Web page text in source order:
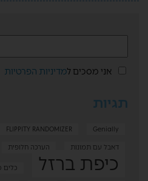
אני מסכים למדיניות הפרטיות
תגיות
FLIPPITY RANDOMIZER Genially
דאבל עם תמונות
הערכה חלופית
כיפת ברזל כלים